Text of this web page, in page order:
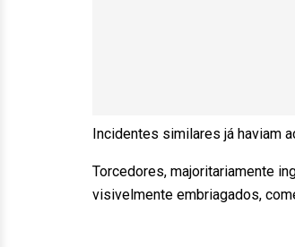
Incidentes similares já haviam
Torcedores, majoritariamente
visivelmente embriagados,